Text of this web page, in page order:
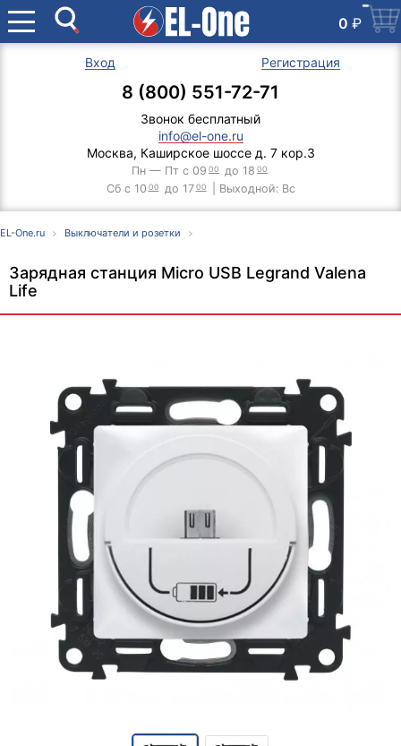
0 ₽
Вход Регистрация
8 (800) 551-72-71
Звонок бесплатный
info@el-one.ru
Москва, Каширское шоссе д. 7 кор.3
Пн — Пт с 09 00 до 18 00
Сб с 10 00 до 17 00 | Выходной: Вс
EL-One.ru Выключатели и розетки
Зарядная станция Micro USB Legrand Valena
Life